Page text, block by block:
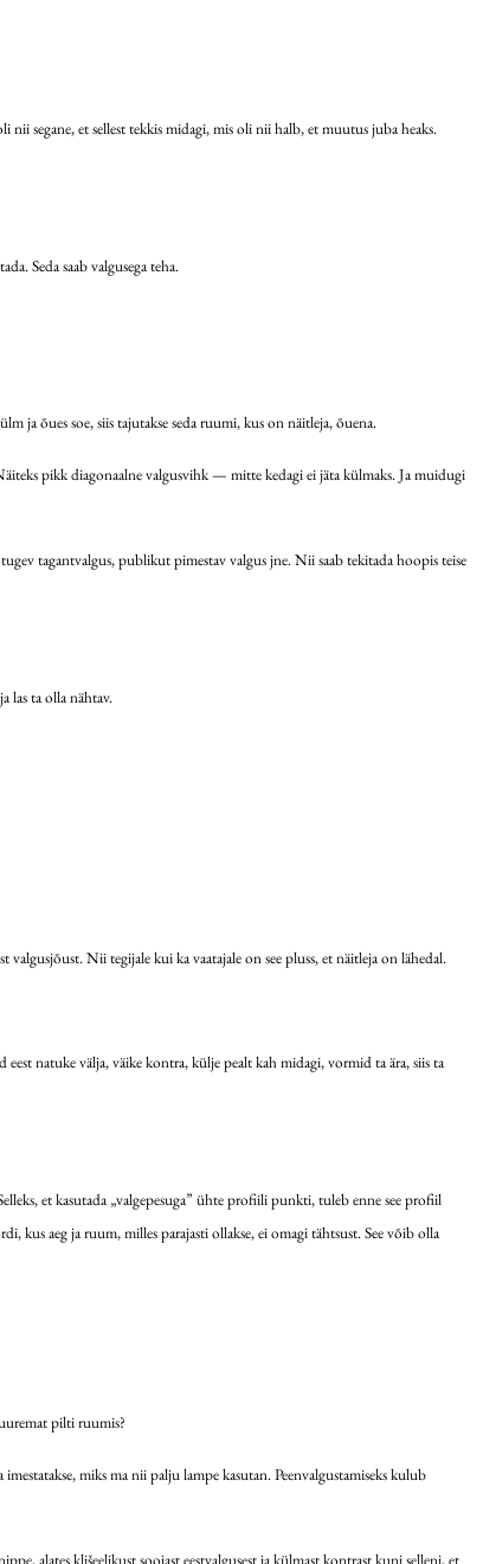
segane, et sellest tekkis midagi, mis oli nii halb, et muutus juba heaks.
Seda saab valgusega teha.
ja õues soe, siis tajutakse seda ruumi, kus on näitleja, õuena.
pikk diagonaalne valgusvihk — mitte kedagi ei jäta külmaks. Ja muidugi
tagantvalgus, publikut pimestav valgus jne. Nii saab tekitada hoopis teise
las ta olla nähtav.
valgusjõust. Nii tegijale kui ka vaatajale on see pluss, et näitleja on lähedal.
eest natuke välja, väike kontra, külje pealt kah midagi, vormid ta ära, siis ta
et kasutada „valgepesuga” ühte profiili punkti, tuleb enne see profiil
kus aeg ja ruum, milles parajasti ollakse, ei omagi tähtsust. See võib olla
pilti ruumis?
miks ma nii palju lampe kasutan. Peenvalgustamiseks kulub
alates klišeelikust soojast eestvalgusest ja külmast kontrast kuni selleni, et